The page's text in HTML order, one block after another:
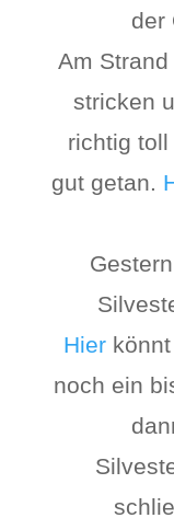
der
Am
stricken
richtig
gut getan.
Hier
noch ein